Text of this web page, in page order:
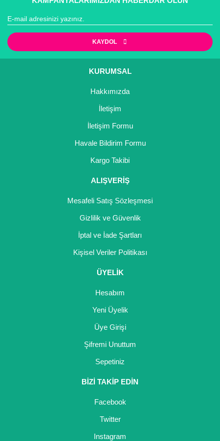
KAYDOL
KURUMSAL
Hakkımızda
İletişim
İletişim Formu
Havale Bildirim Formu
Kargo Takibi
ALIŞVERİŞ
Mesafeli Satış Sözleşmesi
Gizlilik ve Güvenlik
İptal ve İade Şartları
Kişisel Veriler Politikası
ÜYELİK
Hesabım
Yeni Üyelik
Üye Girişi
Şifremi Unuttum
Sepetiniz
BİZİ TAKİP EDİN
Facebook
Twitter
Instagram